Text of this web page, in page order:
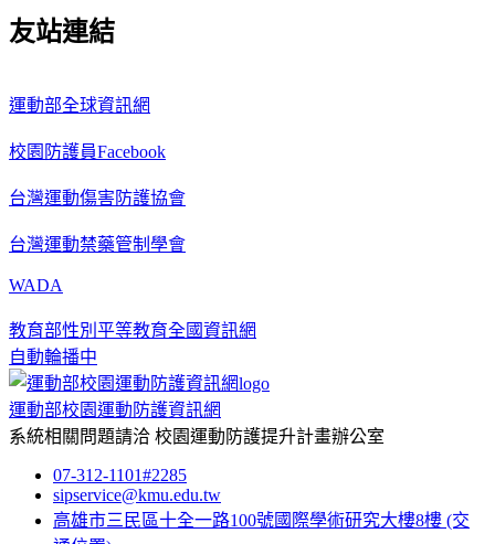
友站連結
運動部全球資訊網
校園防護員Facebook
台灣運動傷害防護協會
台灣運動禁藥管制學會
WADA
教育部性別平等教育全國資訊網
自動輪播中
運動部校園運動防護資訊網
系統相關問題請洽 校園運動防護提升計畫辦公室
07-312-1101#2285
sipservice@kmu.edu.tw
高雄市三民區十全一路100號國際學術研究大樓8樓 (交